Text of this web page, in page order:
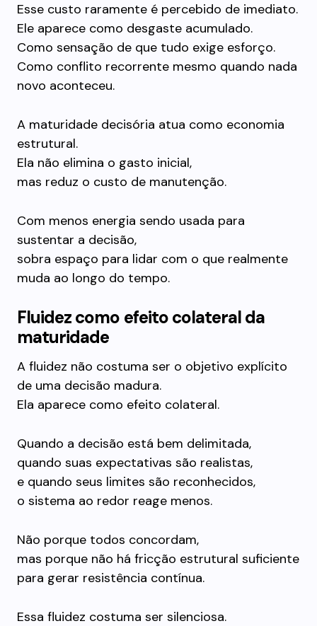
Esse custo raramente é percebido de imediato.
Ele aparece como desgaste acumulado.
Como sensação de que tudo exige esforço.
Como conflito recorrente mesmo quando nada
novo aconteceu.
A maturidade decisória atua como economia
estrutural.
Ela não elimina o gasto inicial,
mas reduz o custo de manutenção.
Com menos energia sendo usada para
sustentar a decisão,
sobra espaço para lidar com o que realmente
muda ao longo do tempo.
Fluidez como efeito colateral da
maturidade
A fluidez não costuma ser o objetivo explícito
de uma decisão madura.
Ela aparece como efeito colateral.
Quando a decisão está bem delimitada,
quando suas expectativas são realistas,
e quando seus limites são reconhecidos,
o sistema ao redor reage menos.
Não porque todos concordam,
mas porque não há fricção estrutural suficiente
para gerar resistência contínua.
Essa fluidez costuma ser silenciosa.